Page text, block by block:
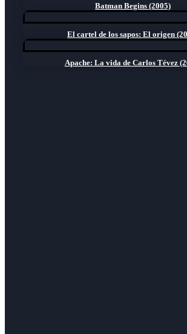
Batman Begins (2005)
El cartel de los sapos: El origen
Apache: La vida de Carlos Tévez